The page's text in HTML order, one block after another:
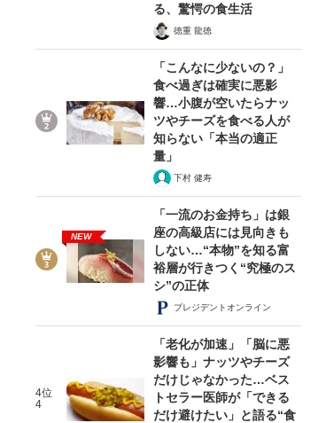
5/6
る、驚愕の食生活
徳重 龍徳
「こんなに少ないの？」
食べ過ぎは確実に悪影
響…小腹が空いたらナッ
ツやチーズを食べる人が
知らない「本当の適正
量」
下村 健寿
NEW
「一流のお金持ち」は銀
座の高級店には見向きも
しない…“本物”を知る富
裕層が行きつく“究極のス
シ”の正体
プレジデントオンライン
4位
4
「老化が加速」「脳に悪
影響も」ナッツやチーズ
だけじゃなかった…ベス
トセラー医師が「できる
だけ避けたい」と語る“食